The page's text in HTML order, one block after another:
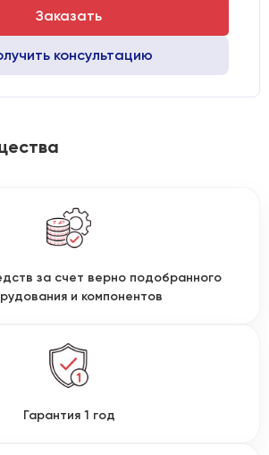
Заказать
консультацию
за счет верно подобранного
и компонентов
Гарантия 1 год